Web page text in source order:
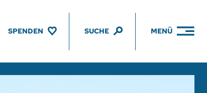
SPENDEN SUCHE MENÜ